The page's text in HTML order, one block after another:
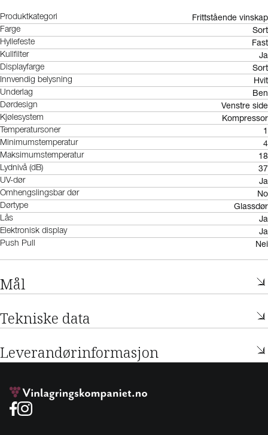
Produktkategori Frittstående vinskap
Farge Sort
Hyllefeste Fast
Kullfilter Ja
Displayfarge Sort
Innvendig belysning Hvit
Underlag Ben
Dørdesign Venstre side
Kjølesystem Kompressor
Temperatursoner 1
Minimumstemperatur 4
Maksimumstemperatur 18
Lydnivå (dB) 37
UV-dør Ja
Omhengslingsbar dør No
Dørtype Glassdør
Lås Ja
Elektronisk display Ja
Push Pull Nei
Mål
Tekniske data
Leverandørinformasjon